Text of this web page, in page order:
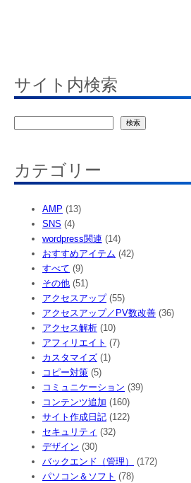
サイト内検索
検索
カテゴリー
AMP (13)
SNS (4)
wordpress関連 (14)
おすすめアイテム (42)
すべて (9)
その他 (51)
アクセスアップ(55)
アクセスアップ／PV数改善 (36)
アクセス解析 (10)
アフィリエイト (7)
カスタマイズ (1)
コピー対策 (5)
コミュニケーション (39)
コンテンツ追加 (160)
サイト作成日記 (122)
セキュリティ (32)
デザイン (30)
バックエンド（管理）
(172)
パソコン＆ソフト (78)